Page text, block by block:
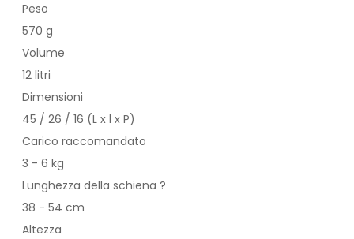
Peso
570 g
Volume
12 litri
Dimensioni
45 / 26 / 16 (L x l x P)
Carico raccomandato
3 - 6 kg
Lunghezza della schiena ?
38 - 54 cm
Altezza